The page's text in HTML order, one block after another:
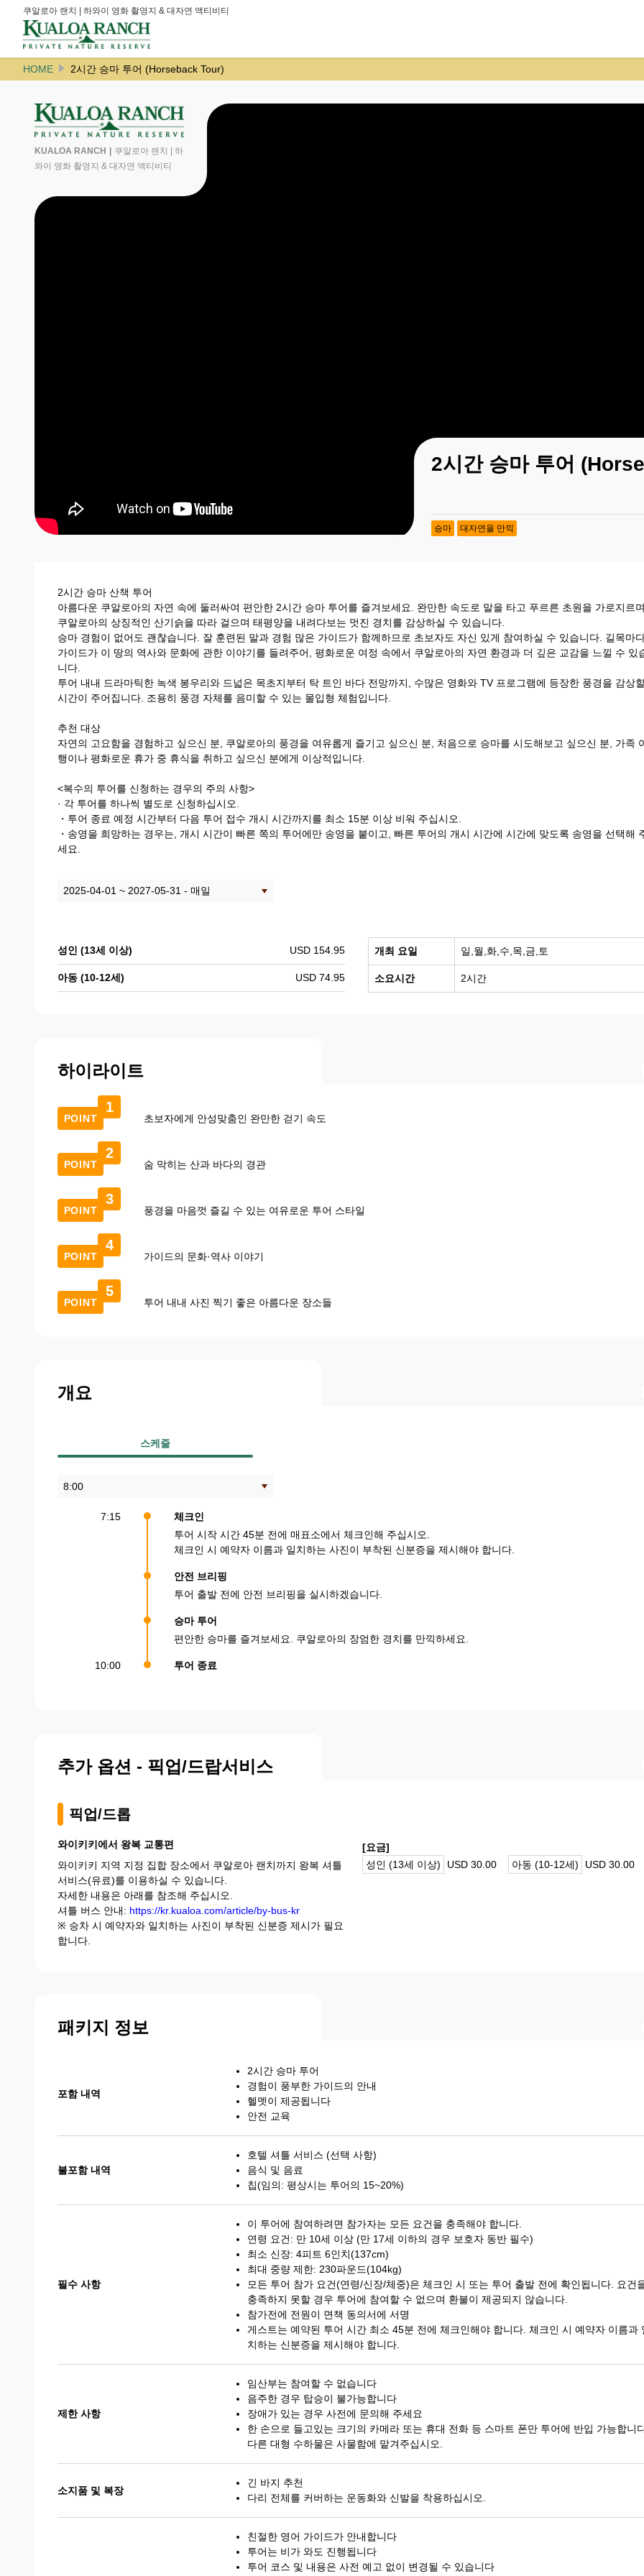
쿠알로아 랜치 | 하와이 영화 촬영지 & 대자연 액티비티
HOME 2시간 승마 투어 (Horseback Tour)
KUALOA RANCH
쿠알로아 랜치 | 하
와이 영화 촬영지 & 대자연 액티비티
2시간 승마 투어
승마 대자연을 만끽
2시간 승마 산책 투어
아름다운 쿠알로아의 자연 속에 둘러싸여 편안한 2시간 승마 투어를 즐겨보세요. 완만한 속도로 말을 타고 푸르른 초원을 가로지르며
쿠알로아의 상징적인 산기슭을 따라 걸으며 태평양을 내려다보는 멋진 경치를 감상하실 수 있습니다.
승마 경험이 없어도 괜찮습니다. 잘 훈련된 말과 경험 많은 가이드가 함께하므로 초보자도 자신 있게 참여하실 수 있습니다. 길목마
가이드가 이 땅의 역사와 문화에 관한 이야기를 들려주어, 평화로운 여정 속에서 쿠알로아의 자연 환경과 더 깊은 교감을 느낄 수 있
니다.
투어 내내 드라마틱한 녹색 봉우리와 드넓은 목초지부터 탁 트인 바다 전망까지, 수많은 영화와 TV 프로그램에 등장한 풍경을 감상
시간이 주어집니다. 조용히 풍경 자체를 음미할 수 있는 몰입형 체험입니다.
추천 대상
자연의 고요함을 경험하고 싶으신 분, 쿠알로아의 풍경을 여유롭게 즐기고 싶으신 분, 처음으로 승마를 시도해보고 싶으신 분, 가족
행이나 평화로운 휴가 중 휴식을 취하고 싶으신 분에게 이상적입니다.
<복수의 투어를 ​​신청하는 경우의 주의 사항>
· 각 투어를 하나씩 별도로 신청하십시오.
・투어 종료 예정 시간부터 다음 투어 접수 개시 시간까지를 최소 15분 이상 비워 주십시오.
・송영을 희망하는 경우는, 개시 시간이 빠른 쪽의 투어에만 송영을 붙이고, 빠른 투어의 개시 시간에 시간에 맞도록 송영을 선택해
세요.
성인 (13세 이상) USD 154.95
아동 (10-12세) USD 74.95
개최 요일 일,월,화,수,목,금,토
소요시간 2시간
하이라이트
POINT
1
초보자에게 안성맞춤인 완만한 걷기 속도
POINT
2
숨 막히는 산과 바다의 경관
POINT
3
풍경을 마음껏 즐길 수 있는 여유로운 투어 스타일
POINT
4
가이드의 문화·역사 이야기
POINT
5
투어 내내 사진 찍기 좋은 아름다운 장소들
개요
스케줄
7:15
체크인
투어 시작 시간 45분 전에 매표소에서 체크인해 주십시오.
체크인 시 예약자 이름과 일치하는 사진이 부착된 신분증을 제시해야 합니다.
안전 브리핑
투어 출발 전에 안전 브리핑을 실시하겠습니다.
승마 투어
편안한 승마를 즐겨보세요. 쿠알로아의 장엄한 경치를 만끽하세요.
10:00 투어 종료
추가 옵션 - 픽업/드랍서비스
픽업/드롭
와이키키에서 왕복 교통편
와이키키 지역 지정 집합 장소에서 쿠알로아 랜치까지 왕복 셔틀
서비스(유료)를 이용하실 수 있습니다.
자세한 내용은 아래를 참조해 주십시오.
셔틀 버스 안내: https://kr.kualoa.com/article/by-bus-kr
※ 승차 시 예약자와 일치하는 사진이 부착된 신분증 제시가 필요
합니다.
[요금]
성인 (13세 이상)
USD 30.00 아동 (10-12세) USD 30.00
패키지 정보
포함 내역
2시간 승마 투어
경험이 풍부한 가이드의 안내
헬멧이 제공됩니다
안전 교육
불포함 내역
호텔 셔틀 서비스 (선택 사항)
음식 및 음료
칩(임의: 평상시는 투어의 15~20%)
필수 사항
이 투어에 참여하려면 참가자는 모든 요건을 충족해야 합니다.
연령 요건: 만 10세 이상 (만 17세 이하의 경우 보호자 동반 필수)
최소 신장: 4피트 6인치(137cm)
최대 중량 제한: 230파운드(104kg)
모든 투어 참가 요건(연령/신장/체중)은 체크인 시 또는 투어 출발 전에 확인됩니다. 요건
충족하지 못할 경우 투어에 참여할 수 없으며 환불이 제공되지 않습니다.
참가전에 전원이 면책 동의서에 서명
게스트는 예약된 투어 시간 최소 45분 전에 체크인해야 합니다. 체크인 시 예약자 이름과
치하는 신분증을 제시해야 합니다.
제한 사항
임산부는 참여할 수 없습니다
음주한 경우 탑승이 불가능합니다
장애가 있는 경우 사전에 문의해 주세요
한 손으로 들고있는 크기의 카메라 또는 휴대 전화 등 스마트 폰만 투어에 반입 가능합니
다른 대형 수하물은 사물함에 맡겨주십시오.
소지품 및 복장
긴 바지 추천
다리 전체를 커버하는 운동화와 신발을 착용하십시오.
친절한 영어 가이드가 안내합니다
투어는 비가 와도 진행됩니다
투어 코스 및 내용은 사전 예고 없이 변경될 수 있습니다